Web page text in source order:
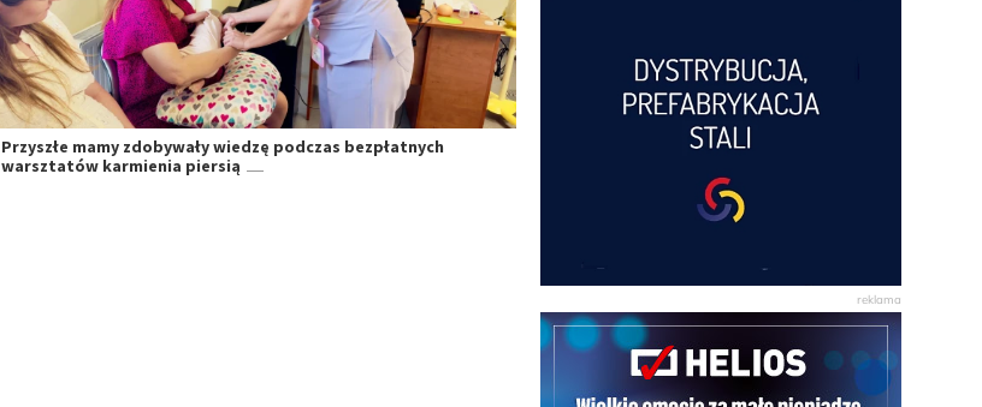
Przyszłe mamy zdobywały wiedzę podczas bezpłatnych
warsztatów karmienia piersią